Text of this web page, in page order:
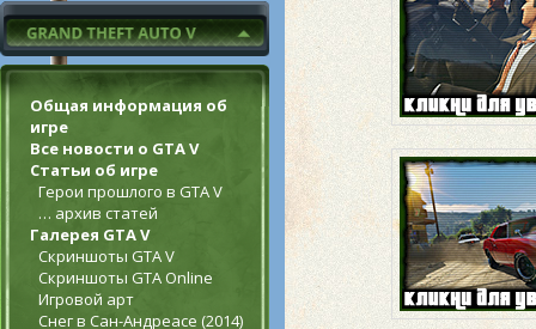
Общая информация об
игре
Все новости о GTA V
Статьи об игре
Герои прошлого в GTA V
… архив статей
Галерея GTA V
Скриншоты GTA V
Скриншоты GTA Online
Игровой арт
Снег в Сан-Андреасе (2014)